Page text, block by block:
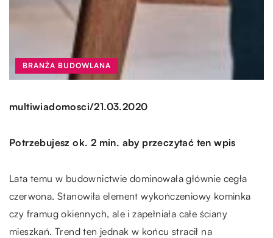
BRANŻA BUDOWLANA
multiwiadomosci/21.03.2020
Potrzebujesz ok. 2 min. aby przeczytać ten wpis
Lata temu w budownictwie dominowała głównie cegła
czerwona. Stanowiła element wykończeniowy kominka
czy framug okiennych, ale i zapełniała całe ściany
mieszkań. Trend ten jednak w końcu stracił na